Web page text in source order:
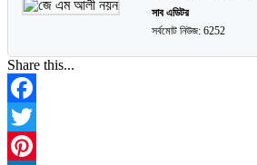
সাব এডিটর
সর্বমোট নিউজ: 6252
Share this...
Facebook
Twitter